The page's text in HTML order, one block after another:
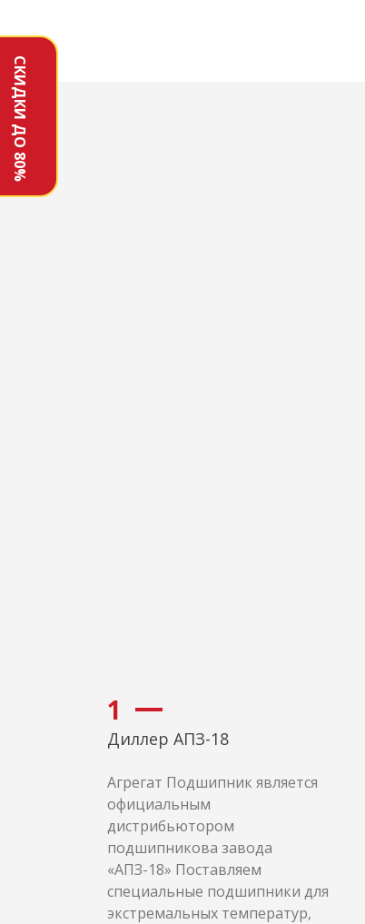
СКИДКИ ДО 80%
1
Диллер АПЗ-18
Агрегат Подшипник является
официальным
дистрибьютором
подшипникова завода
«АПЗ-18» Поставляем
специальные подшипники для
экстремальных температур,